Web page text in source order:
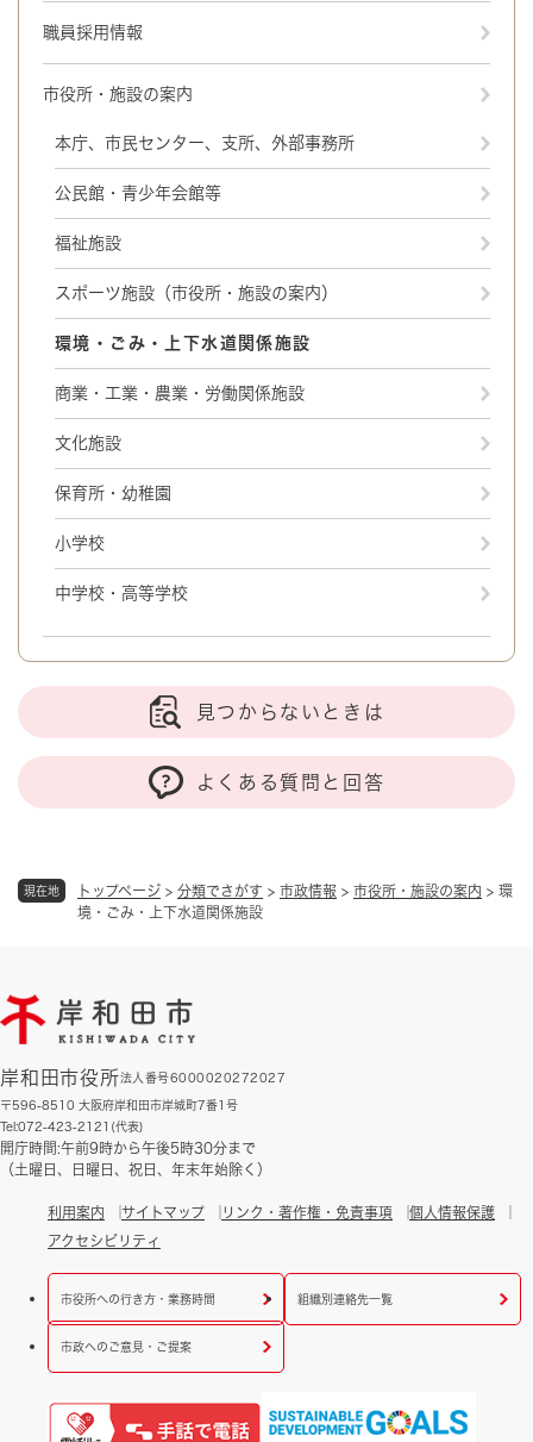
現在地 トップページ > 分類でさがす > 市政情報 > 市役所・施設の案内 > 環
境・ごみ・上下水道関係施設
職員採用情報
市役所・施設の案内
本庁、市民センター、支所、外部事務所
公民館・青少年会館等
福祉施設
スポーツ施設（市役所・施設の案内）
環境・ごみ・上下水道関係施設
商業・工業・農業・労働関係施設
文化施設
保育所・幼稚園
小学校
中学校・高等学校
見つからないときは
よくある質問と回答
岸和田市役所法人番号6000020272027
〒596-8510 大阪府岸和田市岸城町7番1号
Tel:072-423-2121(代表)
開庁時間:午前9時から午後5時30分まで
（土曜日、日曜日、祝日、年末年始除く）
利用案内 サイトマップ リンク・著作権・免責事項
個人情報保護
アクセシビリティ
市役所への行き方・業務時間 組織別連絡先一覧
市政へのご意見・ご提案